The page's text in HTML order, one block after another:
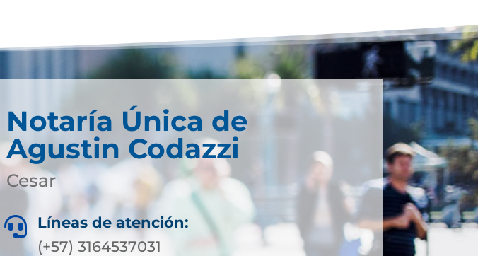
Notaría Única de
Agustin Codazzi
Cesar

Líneas de atención:
(+57) 3164537031